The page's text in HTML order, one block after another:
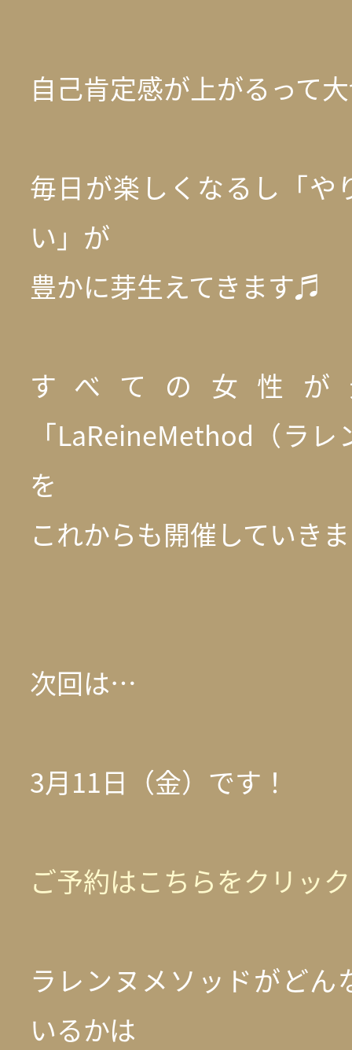
自己肯定感が上がるって
毎日が楽しくなるし「や
い」が
豊かに芽生えてきます♬
すべての女性
「LaReineMethod（ラ
を
これからも開催していき
次回は…
3月11日（金）です！
ご予約はこちらをクリッ
ラレンヌメソッドがどん
いるかは